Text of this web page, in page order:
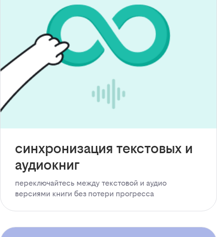
синхронизация текстовых и
аудиокниг
переключайтесь между текстовой и аудио
версиями книги без потери прогресса